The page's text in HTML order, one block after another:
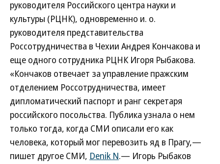
руководителя Российского центра науки и
культуры (РЦНК), одновременно и. о.
руководителя представительства
Россотрудничества в Чехии Андрея Кончакова и
еще одного сотрудника РЦНК Игоря Рыбакова.
«Кончаков отвечает за управление пражским
отделением Россотрудничества, имеет
дипломатический паспорт и ранг секретаря
российского посольства. Публика узнала о нем
только тогда, когда СМИ описали его как
человека, который мог перевозить яд в Прагу,—
пишет другое СМИ, Denik N.— Игорь Рыбаков